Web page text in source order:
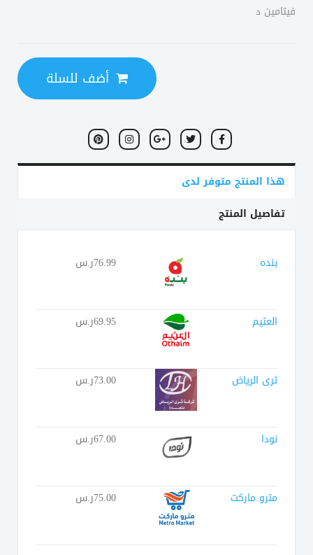
فيتامين د
أضف للسلة
هذا المنتج متوفر لدى
تفاصيل المنتج
بنده 76.99ر.س
العثيم 69.95ر.س
ثرى الرياض 73.00ر.س
نودا 67.00ر.س
مترو ماركت 75.00ر.س